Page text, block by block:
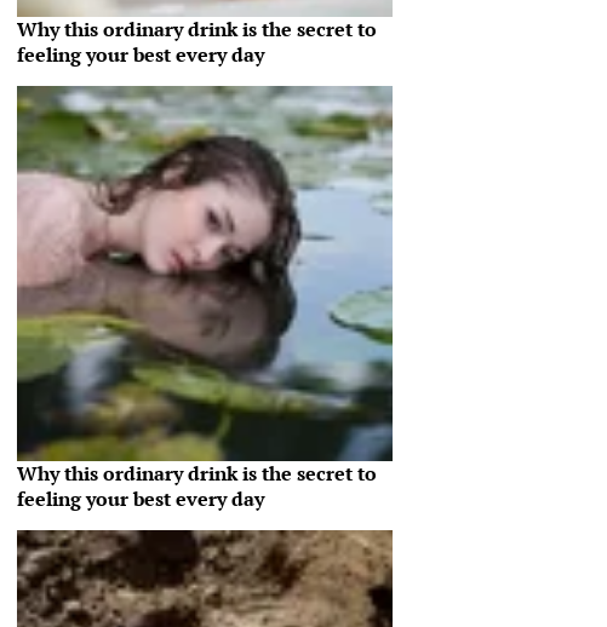
Why this ordinary drink is the secret to
feeling your best every day
Why this ordinary drink is the secret to
feeling your best every day